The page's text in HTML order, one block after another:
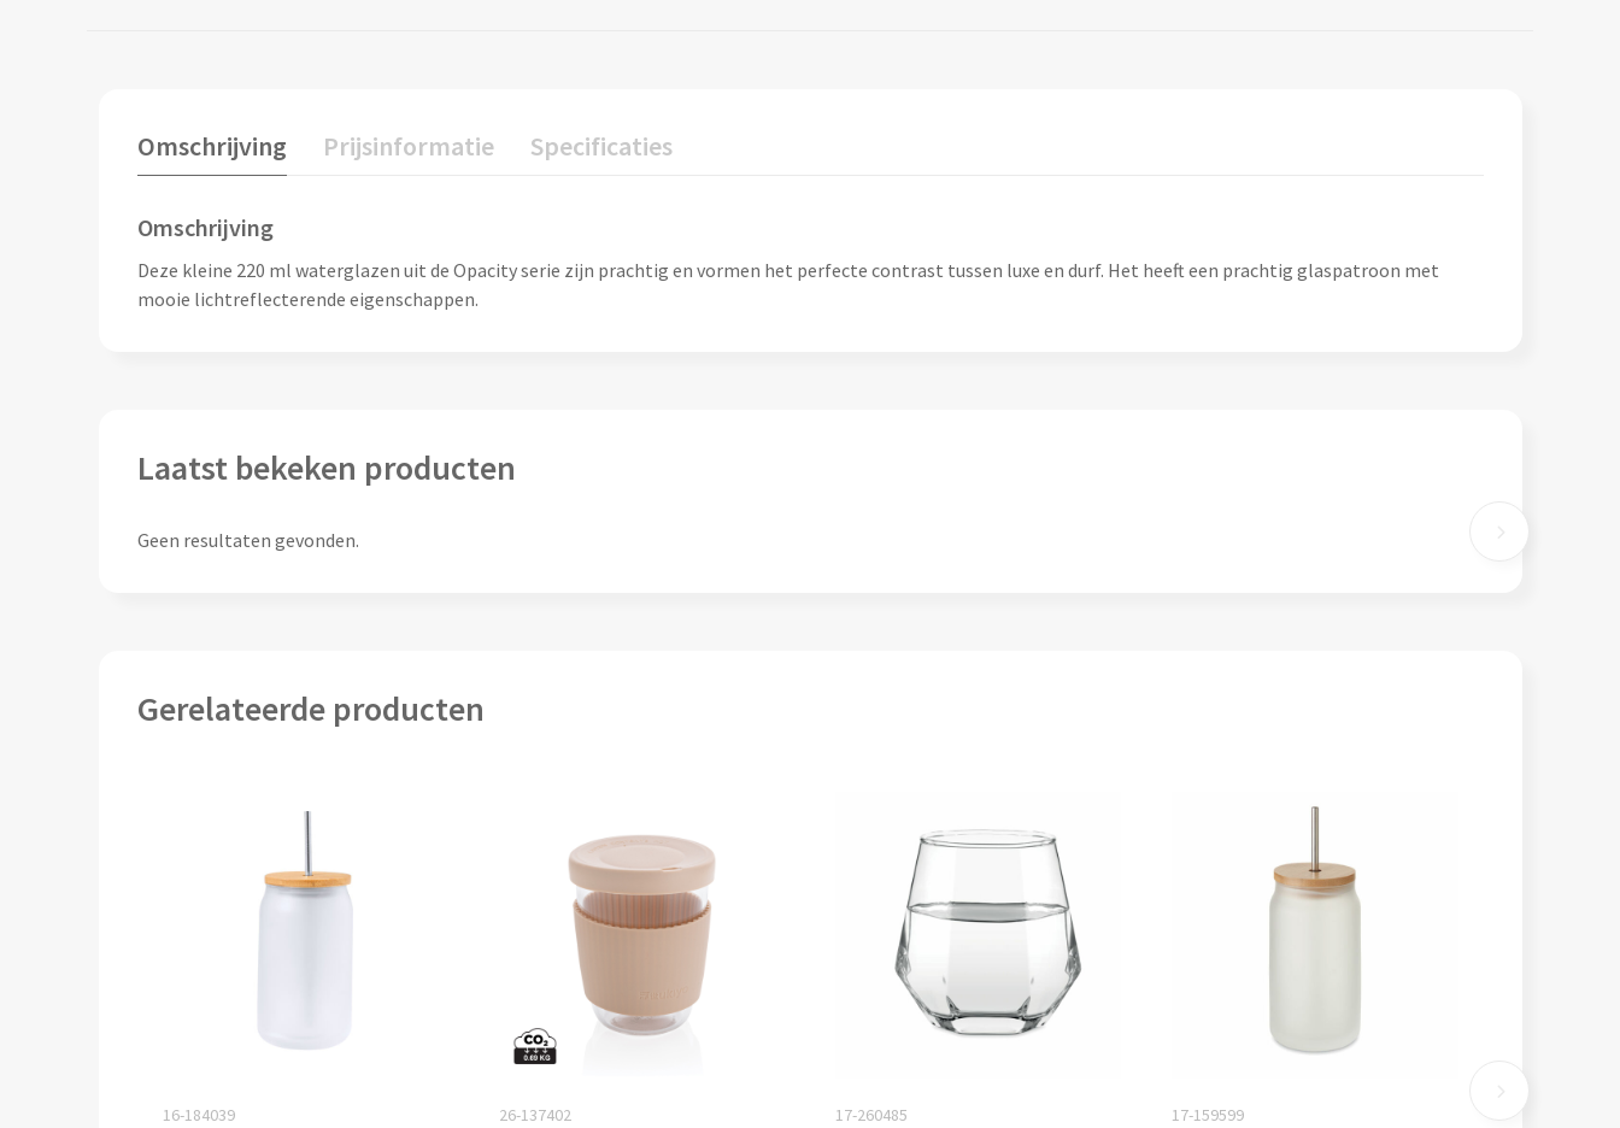
Omschrijving Prijsinformatie Specificaties
Omschrijving
Deze kleine 220 ml waterglazen uit de Opacity serie zijn prachtig en vormen het perfecte contrast tussen luxe en durf. Het heeft een prachtig glaspatroon met
mooie lichtreflecterende eigenschappen.
Laatst bekeken producten
Geen resultaten gevonden.
Gerelateerde producten
16-184039 26-137402 17-260485 17-159599